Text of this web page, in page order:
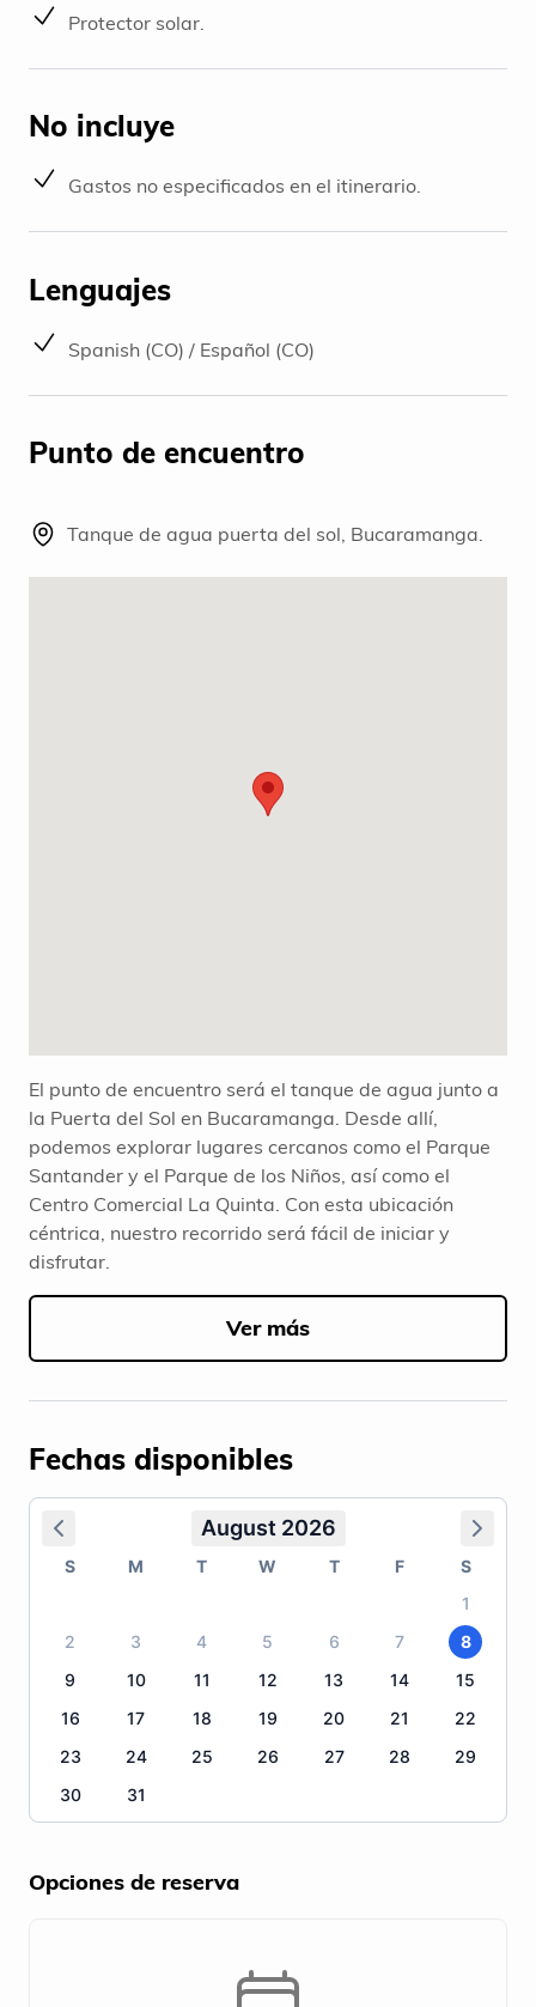
Protector solar.
No incluye
Gastos no especificados en el itinerario.
Lenguajes
Spanish (CO) / Español (CO)
Punto de encuentro
Tanque de agua puerta del sol, Bucaramanga.
El punto de encuentro será el tanque de agua junto a
la Puerta del Sol en Bucaramanga. Desde allí,
podemos explorar lugares cercanos como el Parque
Santander y el Parque de los Niños, así como el
Centro Comercial La Quinta. Con esta ubicación
céntrica, nuestro recorrido será fácil de iniciar y
disfrutar.
Ver más
Fechas disponibles
August 2026
S M T W T F
S
1
2
3 4 5 6 7
8
9
10 11 12 13 14
15
16
17 18 19 20 21
22
23
24 25 26 27 28
29
30
31
Opciones de reserva